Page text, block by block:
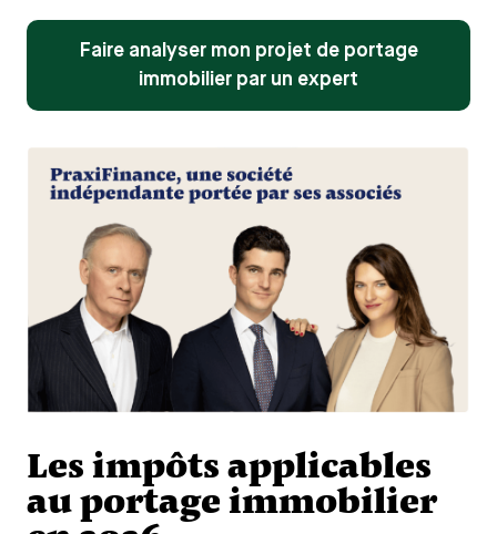
Faire analyser mon projet de portage
immobilier par un expert
Les impôts applicables
au portage immobilier